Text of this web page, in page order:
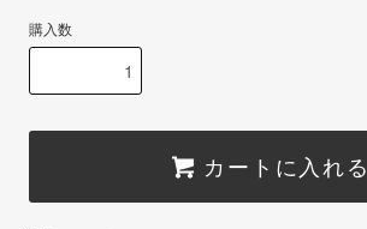
購入数
カートに入れる